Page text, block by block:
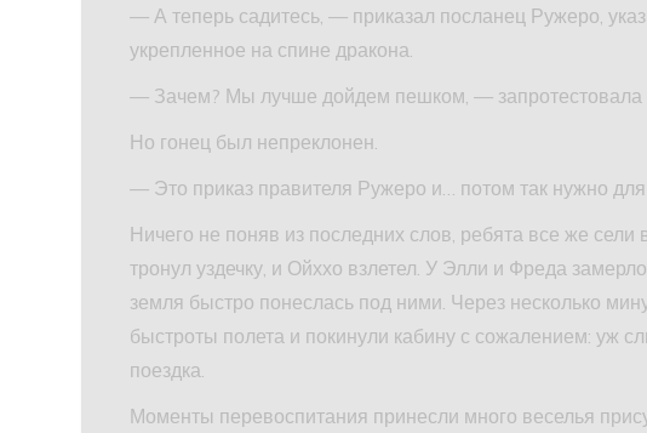
— А теперь садитесь, — приказал посланец Ружеро,
укрепленное на спине дракона.
— Зачем? Мы лучше дойдем пешком, — запротестовала
Но гонец был непреклонен.
— Это приказ правителя Ружеро и… потом так нужно
Ничего не поняв из последних слов, ребята все же сели
тронул уздечку, и Ойххо взлетел. У Элли и Фреда
земля быстро понеслась под ними. Через несколько
быстроты полета и покинули кабину с сожалением: уж
поездка.
Моменты перевоспитания принесли много веселья